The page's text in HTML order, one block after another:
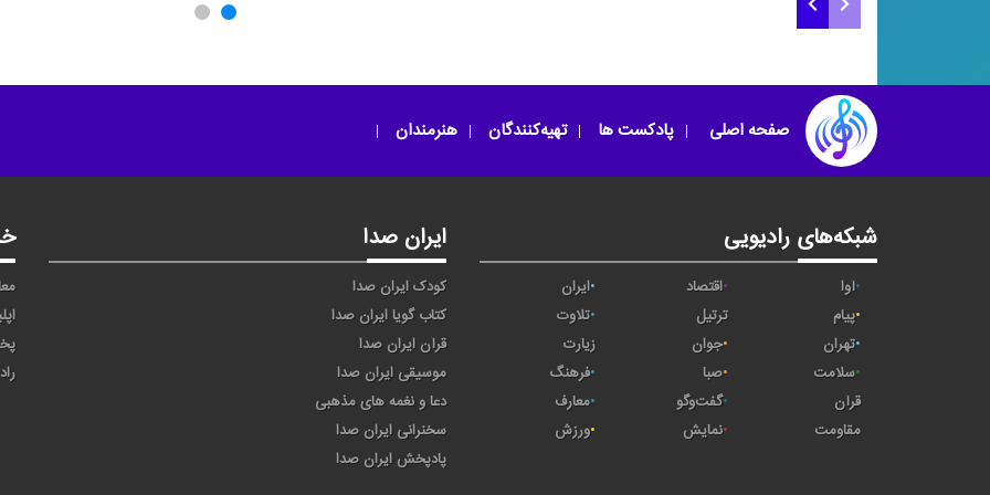
صفحه اصلی پادکست ها تهیه‌کنندگان هنرمندان
شبکه‌های رادیویی
آوا اقتصاد
ایران
پیام
ترتیل
تلاوت
تهران
جوان
زیارت
سلامت
صبا
فرهنگ
قرآن
گفت‌وگو
معارف
مقاومت
نمایش ورزش
ایران صدا
کودک ایران صدا
کتاب گویا ایران صدا
قرآن ایران صدا
موسیقی ایران صدا
دعا و نغمه های مذهبی
سخنرانی ایران صدا
پادپخش ایران صدا